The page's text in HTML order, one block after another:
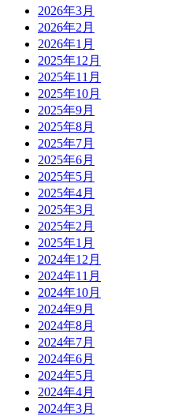
2026年3月
2026年2月
2026年1月
2025年12月
2025年11月
2025年10月
2025年9月
2025年8月
2025年7月
2025年6月
2025年5月
2025年4月
2025年3月
2025年2月
2025年1月
2024年12月
2024年11月
2024年10月
2024年9月
2024年8月
2024年7月
2024年6月
2024年5月
2024年4月
2024年3月